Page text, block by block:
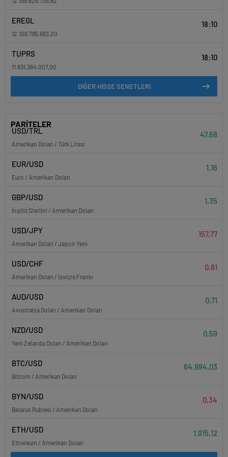
EREGL
12.106.785.683,20
18:10
TUPRS
11.831.364.007,00
18:10
DİĞER HİSSE SENETLERİ
PARİTELER
USD/TRL
Amerikan Doları / Türk Lirası
47,68
EUR/USD
Euro / Amerikan Doları
1,16
GBP/USD
İngiliz Sterlini / Amerikan Doları
1,35
USD/JPY
Amerikan Doları / Japon Yeni
157,77
USD/CHF
Amerikan Doları / İsviçre Frankı
0,81
AUD/USD
Avustralya Doları / Amerikan Doları
0,71
NZD/USD
Yeni Zelanda Doları / Amerikan Doları
0,59
BTC/USD
Bitcoin / Amerikan Doları
64.994,03
BYN/USD
Belarus Rublesi / Amerikan Doları
0,34
ETH/USD
Ethereum / Amerikan Doları
1.915,12